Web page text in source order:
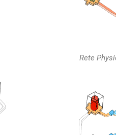
Rete